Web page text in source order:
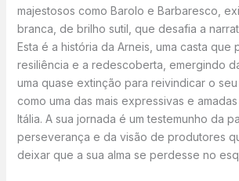
majestosos como Barolo e Barbaresco,
branca, de brilho sutil, que desafia a
Esta é a história da Arneis, uma casta que
resiliência e a redescoberta, emergindo
uma quase extinção para reivindicar o
como uma das mais expressivas e
Itália. A sua jornada é um testemunho da
perseverança e da visão de produtores
deixar que a sua alma se perdesse no